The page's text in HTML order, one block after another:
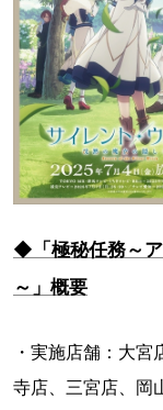
◆「極秘任務～ア
～」概要
・実施店舗：大
寺店、三宮店、岡